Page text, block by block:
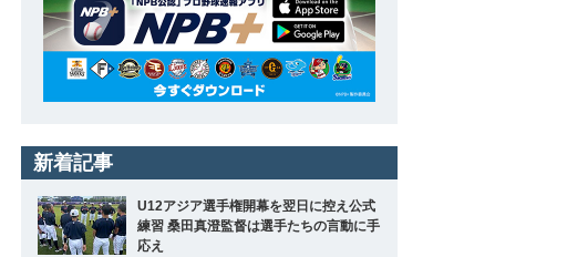
新着記事
U12アジア選手権開幕を翌日に控え公式
練習 桑田真澄監督は選手たちの言動に手
応え